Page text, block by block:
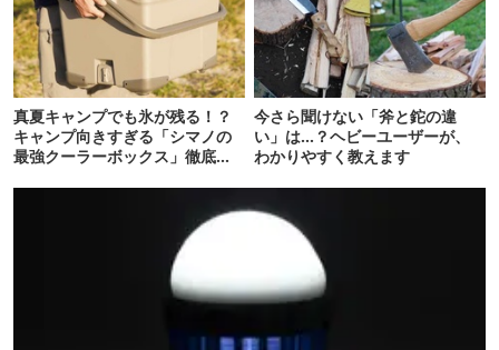
真夏キャンプでも氷が残る！？
キャンプ向きすぎる「シマノの
最強クーラーボックス」徹底解
今さら聞けない「斧と鉈の違
い」は…？ヘビーユーザーが、
わかりやすく教えます